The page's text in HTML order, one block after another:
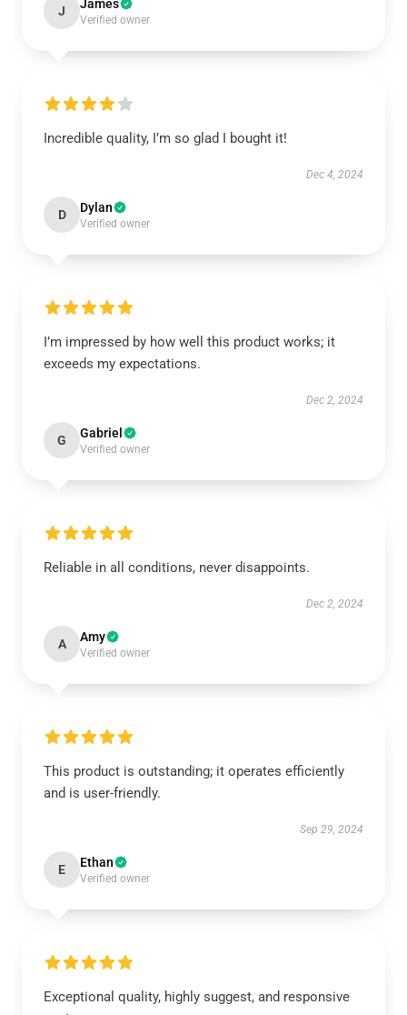
J James
Verified owner
Incredible quality, I’m so glad I bought it!
Dec 4, 2024
D Dylan
Verified owner
I’m impressed by how well this product works; it
exceeds my expectations.
Dec 2, 2024
G Gabriel
Verified owner
Reliable in all conditions, never disappoints.
Dec 2, 2024
A Amy
Verified owner
This product is outstanding; it operates efficiently
and is user-friendly.
Sep 29, 2024
E Ethan
Verified owner
Exceptional quality, highly suggest, and responsive